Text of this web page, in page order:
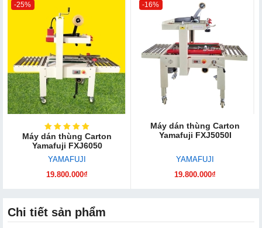
-25%
Máy dán thùng Carton
Yamafuji FXJ6050
YAMAFUJI
19.800.000₫
-16%
Máy dán thùng Carton
Yamafuji FXJ5050I
YAMAFUJI
19.800.000₫
Chi tiết sản phẩm